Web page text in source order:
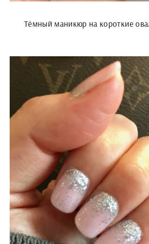
Тёмный маникюр на короткие